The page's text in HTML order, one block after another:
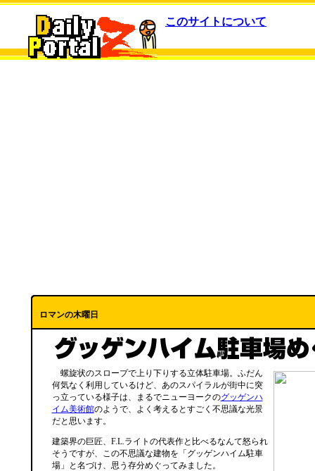
このサイトについて
ロマンの木曜日
螺旋状のスロープで上り下りする立体駐車場。ふだん
何気なく利用しているけど、あのスパイラルが街中に突
っ立っている様子は、まるでニューヨークのグッゲンハ
イム美術館のようで、よく考えるとすごく不思議な光景
だと思います。
建築界の巨匠、F.L.ライトの代表作と比べるなんて怒られ
そうですが、この不思議な建物を「グッゲンハイム駐車
場」と名づけ、思う存分めぐってみました。